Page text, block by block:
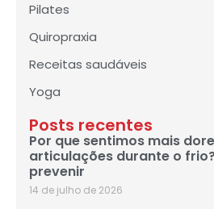
Pilates
Quiropraxia
Receitas saudáveis
Yoga
Posts recentes
Por que sentimos mais
articulações durante o
prevenir
14 de julho de 2026